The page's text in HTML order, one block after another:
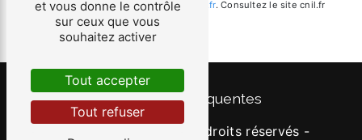
disponible à cette adresse:Bloctel.gouv.fr. Consultez le site cnil.fr
pour plus d’informations sur vos droits.
Recherches fréquentes
- 2026 - Tous droits réservés -
et vous donne le contrôle
sur ceux que vous
souhaitez activer
Tout accepter
Tout refuser